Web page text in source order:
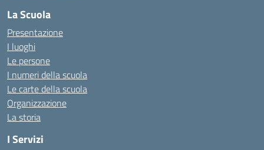
La Scuola
Presentazione
I luoghi
Le persone
I numeri della scuola
Le carte della scuola
Organizzazione
La storia
I Servizi